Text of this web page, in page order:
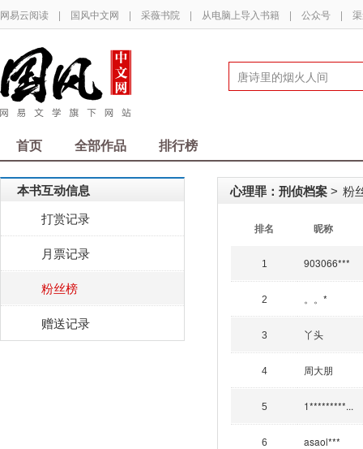
网易云阅读 | 国风中文网 | 采薇书院 | 从电脑上导入书籍 | 公众号 |
首页 全部作品 排行榜
本书互动信息
打赏记录
月票记录
粉丝榜
赠送记录
心理罪：刑侦档案 > 粉
排名 昵称
1 903066***
2 。。*
3 丫头
4 周大朋
5 1*********...
6 asaol***